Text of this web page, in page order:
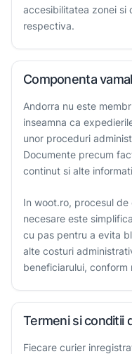
accesibilitatea zonei si
respectiva.
Componenta
Andorra nu este
inseamna ca
unor proceduri
Documente precum
continut si alte
In woot.ro, procesul
necesare este
cu pas pentru a evita
alte costuri
beneficiarului, conform
Termeni si conditii
Fiecare curier